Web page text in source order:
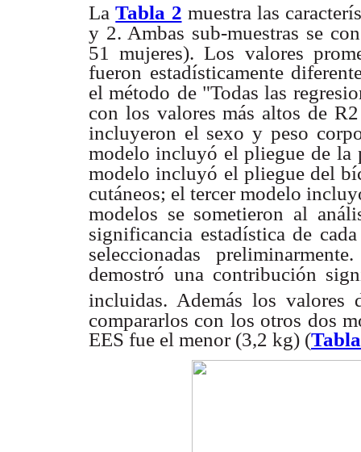
LaTabla 2 muestra las
y 2. Ambas sub-muestras se
51 mujeres). Los valores
fueron estadísticamente
el método de "Todas las
con los valores más altos de
incluyeron el sexo y peso
modelo incluyó el pliegue de la
modelo incluyó el pliegue del
cutáneos; el tercer modelo
modelos se sometieron al
significancia estadística de
seleccionadas
demostró una contribución
incluidas. Además los valores
compararlos con los otros dos
EES fue el menor (3,2 kg) (